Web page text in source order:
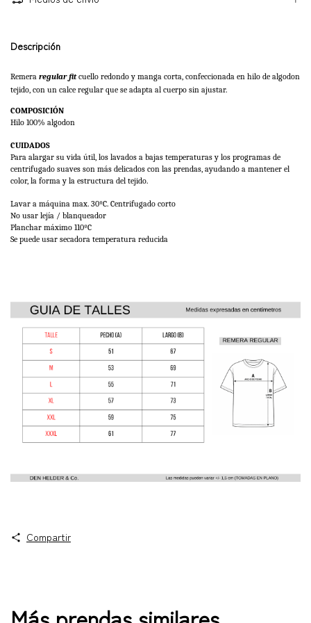
Descripción
Remera regular fit cuello redondo y manga corta, confeccionada en hilo de algodon
tejido, con un calce regular que se adapta al cuerpo sin ajustar.
COMPOSICIÓN
Hilo 100% algodon
CUIDADOS
Para alargar su vida útil, los lavados a bajas temperaturas y los programas de
centrifugado suaves son más delicados con las prendas, ayudando a mantener el
color, la forma y la estructura del tejido.
Lavar a máquina max. 30ºC. Centrifugado corto
No usar lejía / blanqueador
Planchar máximo 110ºC
Se puede usar secadora temperatura reducida
Compartir